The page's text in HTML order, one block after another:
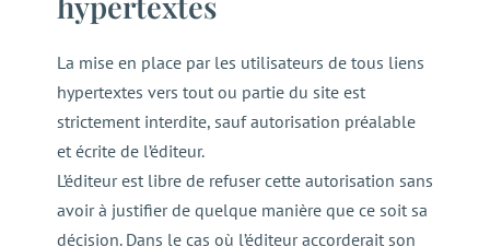
La mise en place par les utilisateurs de tous liens
hypertextes vers tout ou partie du site est
strictement interdite, sauf autorisation préalable
et écrite de l’éditeur.
L’éditeur est libre de refuser cette autorisation sans
avoir à justifier de quelque manière que ce soit sa
décision. Dans le cas où l’éditeur accorderait son